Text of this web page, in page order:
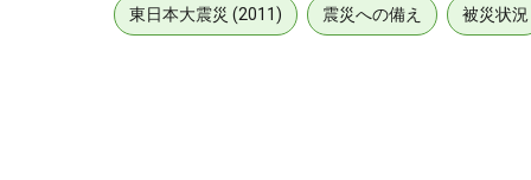
東日本大震災 (2011) 震災への備え 被災状況